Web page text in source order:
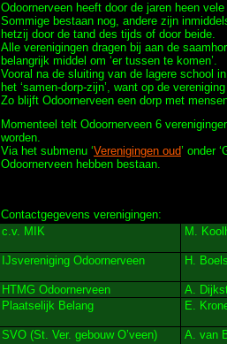
Odoornerveen heeft door de jaren heen
Sommige bestaan nog, andere zijn
hetzij door de tand des tijds of door beide.
Alle verenigingen dragen bij aan de
belangrijk middel om ‘er tussen te komen’.
Vooral na de sluiting van de lagere school
het ‘samen-dorp-zijn’, want op de
Zo blijft Odoornerveen een dorp met
Momenteel telt Odoornerveen 6
worden.
Via het submenu ‘Verenigingen oud’ onder
Odoornerveen hebben bestaan.
Contactgegevens verenigingen:
c.v. MIK M.
IJsvereniging Odoornerveen
H. Boels
HTMG Odoornerveen
A.
Plaatselijk Belang
E.
SVO (St. Ver. gebouw O’veen)
A. van